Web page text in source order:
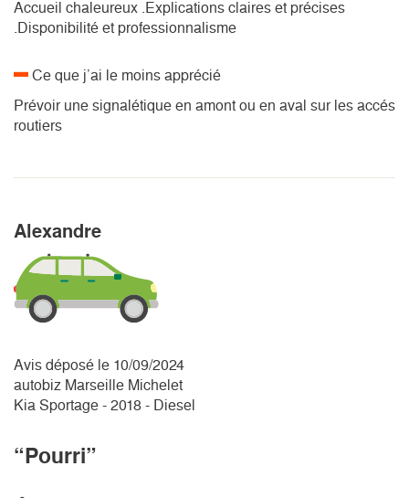
Accueil chaleureux .Explications claires et précises
.Disponibilité et professionnalisme
Ce que j’ai le moins apprécié
Prévoir une signalétique en amont ou en aval sur les accés
routiers
Alexandre
Avis déposé le 10/09/2024
autobiz Marseille Michelet
Kia Sportage - 2018 - Diesel
“Pourri”